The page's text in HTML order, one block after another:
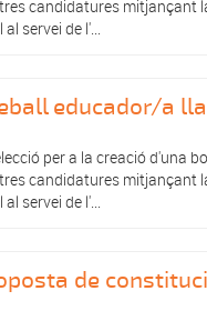
candidatures mitjançant
servei de l'...
educador/a
per a la creació d'una
candidatures mitjançant
servei de l'...
de